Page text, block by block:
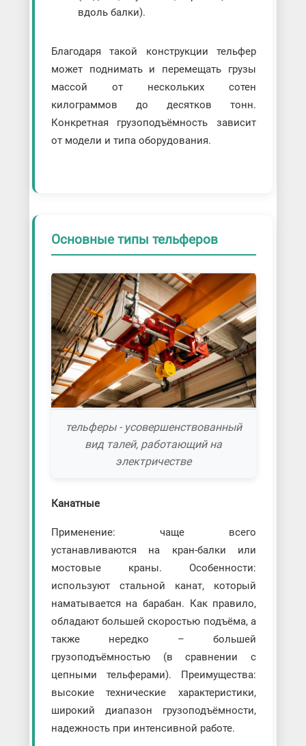
вдоль балки).
Благодаря такой конструкции тельфер
может поднимать и перемещать грузы
массой от нескольких сотен
килограммов до десятков тонн.
Конкретная грузоподъёмность зависит
от модели и типа оборудования.
Основные типы тельферов
тельферы - усовершенствованный
вид талей, работающий на
электричестве
Канатные
Применение: чаще всего
устанавливаются на кран-балки или
мостовые краны. Особенности:
используют стальной канат, который
наматывается на барабан. Как правило,
обладают большей скоростью подъёма, а
также нередко – большей
грузоподъёмностью (в сравнении с
цепными тельферами). Преимущества:
высокие технические характеристики,
широкий диапазон грузоподъёмности,
надежность при интенсивной работе.